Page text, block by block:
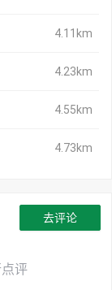
4.11km
4.23km
4.55km
4.73km
评
去评论